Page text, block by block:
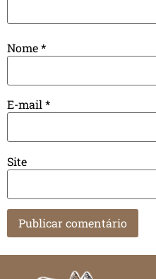
Nome*
E-mail*
Site